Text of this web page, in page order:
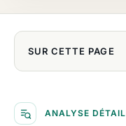
SUR CETTE PAGE
ANALYSE